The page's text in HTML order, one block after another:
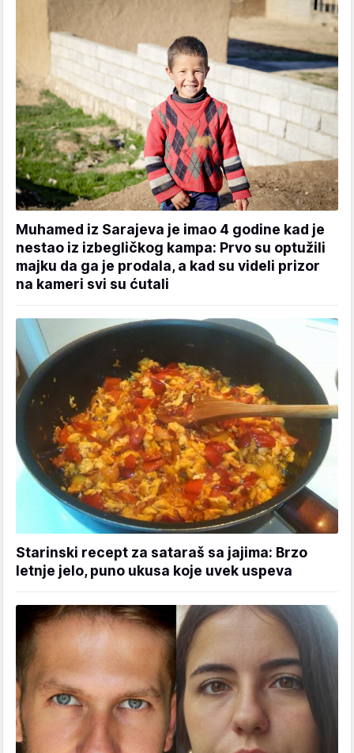
Muhamed iz Sarajeva je imao 4 godine kad je
nestao iz izbegličkog kampa: Prvo su optužili
majku da ga je prodala, a kad su videli prizor
na kameri svi su ćutali
Starinski recept za sataraš sa jajima: Brzo
letnje jelo, puno ukusa koje uvek uspeva